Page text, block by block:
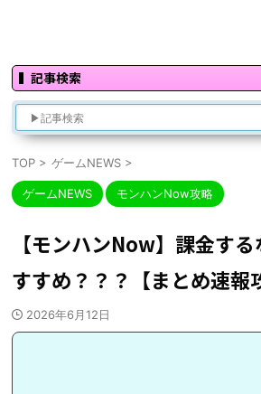
記事検索
TOP > ゲームNEWS >
ゲームNEWS モンハンNow攻略
【モンハンNow】課金す
すすめ？？？【まとめ速報
2026年6月12日